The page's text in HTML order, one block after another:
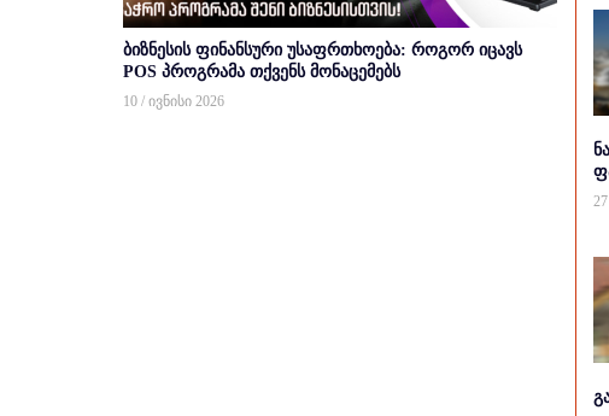
ბიზნესის ფინანსური უსაფრთხოება: როგორ იცავს
POS პროგრამა თქვენს მონაცემებს
10 / ივნისი 2026